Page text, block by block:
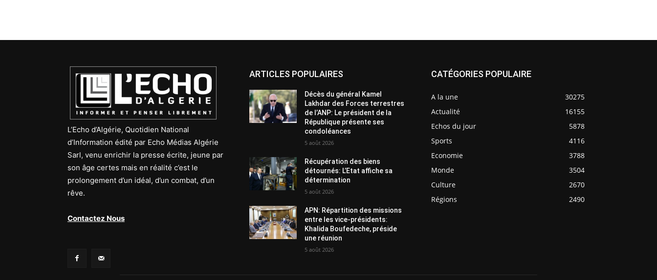
L’Echo d’Algérie, Quotidien National
d’Information édité par Echo Médias Algérie
Sarl, venu enrichir la presse écrite, jeune par
son âge certes mais en réalité c’est le
prolongement d’un idéal, d’un combat, d’un
rêve.
Contactez Nous
ARTICLES POPULAIRES
Décès du général Kamel
Lakhdar des Forces terrestres
de l’ANP: Le président de la
République présente ses
condoléances
5 août 2026
Récupération des biens
détournés: L’Etat affiche sa
détermination
5 août 2026
APN: Répartition des missions
entre les vice-présidents:
Khalida Boufedeche, préside
une réunion
5 août 2026
CATÉGORIES POPULAIRE
A la une
30275
Actualité
16155
Echos du jour
5878
Sports
4116
Economie
3788
Monde
3504
Culture
2670
Régions
2490